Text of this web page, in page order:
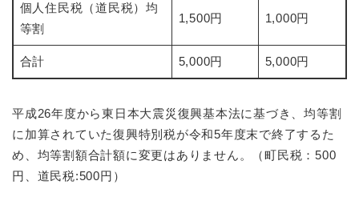
個人住民税（道民税）均
等割
1,500円 1,000円
合計 5,000円 5,000円
平成26年度から東日本大震災復興基本法に基づき、均等割
に加算されていた復興特別税が令和5年度末で終了するた
め、均等割額合計額に変更はありません。（町民税：500
円、道民税:500円）